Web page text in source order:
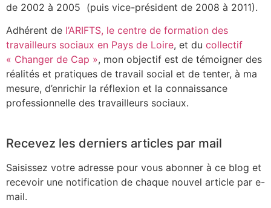
de 2002 à 2005 (puis vice-président de 2008 à 2011).
Adhérent de l’ARIFTS, le centre de formation des
travailleurs sociaux en Pays de Loire, et du collectif
« Changer de Cap », mon objectif est de témoigner des
réalités et pratiques de travail social et de tenter, à ma
mesure, d’enrichir la réflexion et la connaissance
professionnelle des travailleurs sociaux.
Recevez les derniers articles par mail
Saisissez votre adresse pour vous abonner à ce blog et
recevoir une notification de chaque nouvel article par e-
mail.